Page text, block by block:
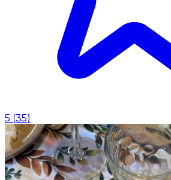
5 (35)